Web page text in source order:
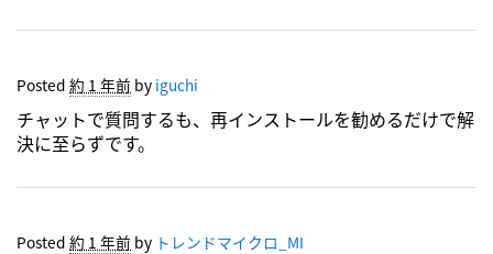
Posted 約 1 年前 by iguchi
チャットで質問するも、再インストールを勧めるだけで解
決に至らずです。
Posted 約 1 年前 by トレンドマイクロ_MI